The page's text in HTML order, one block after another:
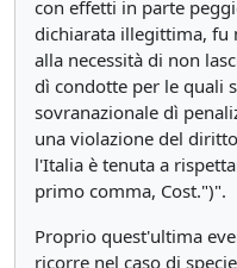
con effetti in parte
dichiarata illegittima, fu
alla necessità di non
dì condotte per le quali
sovranazionale dì
una violazione del
l'Italia è tenuta a
primo comma, Cost.")".
Proprio quest'ultima
ricorre nel caso di